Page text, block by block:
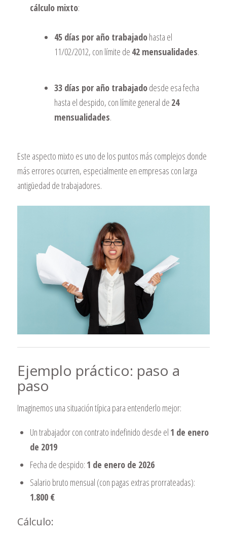
cálculo mixto:
45 días por año trabajadohasta el
11/02/2012, con límite de 42 mensualidades.
33 días por año trabajadodesde esa fecha
hasta el despido, con límite general de 24
mensualidades.
Este aspecto mixto es uno de los puntos más complejos donde
más errores ocurren, especialmente en empresas con larga
antigüedad de trabajadores.
Ejemplo práctico: paso a
paso
Imaginemos una situación típica para entenderlo mejor:
Un trabajador con contrato indefinido desde el 1 de enero
de 2019
Fecha de despido: 1 de enero de 2026
Salario bruto mensual (con pagas extras prorrateadas):
1.800 €
Cálculo: